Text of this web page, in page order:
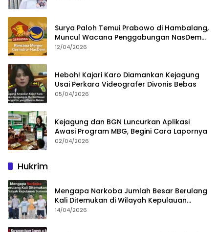
Surya Paloh Temui Prabowo di Hambalang,
Muncul Wacana Penggabungan NasDem
dan Gerindra
12/04/2026
Heboh! Kajari Karo Diamankan Kejagung
Usai Perkara Videografer Divonis Bebas
05/04/2026
Kejagung dan BGN Luncurkan Aplikasi
Awasi Program MBG, Begini Cara Lapornya
02/04/2026
Hukrim
Mengapa Narkoba Jumlah Besar Berulang
Kali Ditemukan di Wilayah Kepulauan
Sumenep?
14/04/2026